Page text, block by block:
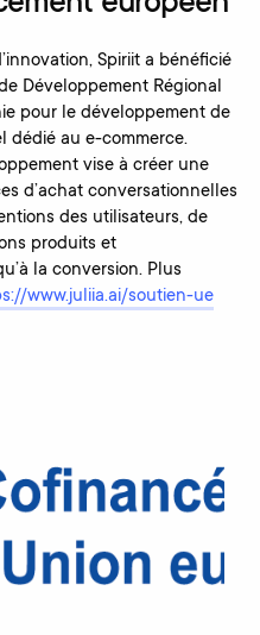
Spiriit a bénéficié
Développement Régional
pour le développement de
dédié au e-commerce.
vise à créer une
d’achat conversationnelles
des utilisateurs, de
produits et
la conversion. Plus
www.juliia.ai/soutien-ue